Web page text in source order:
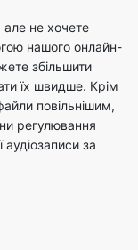
їх швидше. Крім
повільнішим,
регулювання
за